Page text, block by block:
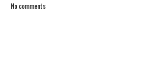
No comments